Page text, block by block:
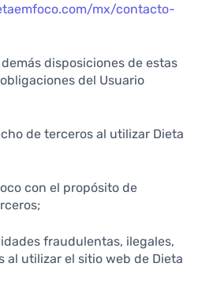
mx/contacto-
disposiciones de estas
del Usuario
de terceros al utilizar Dieta
con el propósito de
fraudulentas, ilegales,
al utilizar el sitio web de Dieta